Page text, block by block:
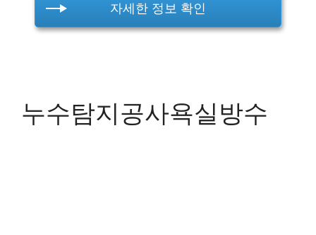
자세한 정보 확인
누수탐지공사욕실방수